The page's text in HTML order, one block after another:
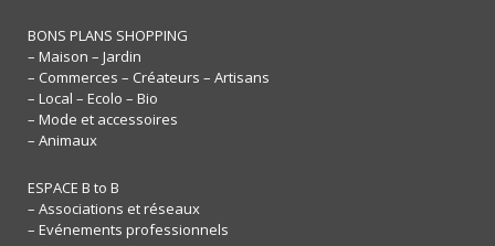
BONS PLANS SHOPPING
– Maison – Jardin
– Commerces – Créateurs – Artisans
– Local – Ecolo – Bio
– Mode et accessoires
– Animaux
ESPACE B to B
– Associations et réseaux
– Evénements professionnels